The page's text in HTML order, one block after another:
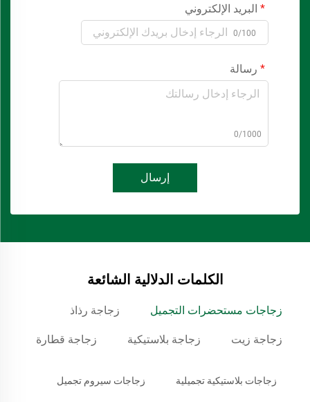
البريد الإلكتروني
0/100
رسالة
0/1000
إرسال
الكلمات الدلالية الشائعة
زجاجات مستحضرات التجميل زجاجة رذاذ
زجاجة زيت زجاجة بلاستيكية زجاجة قطارة
زجاجات بلاستيكية تجميلية زجاجات سيروم تجميل